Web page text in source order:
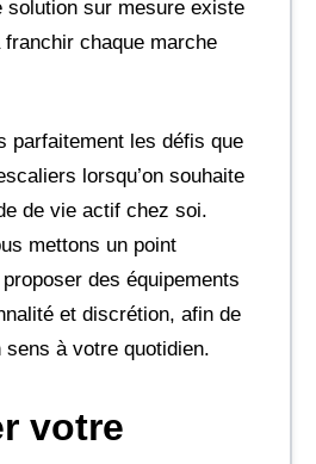
solution sur mesure existe
chaque marche
parfaitement les défis que
lorsqu’on souhaite
de vie actif chez soi.
mettons un point
des équipements
et discrétion, afin de
sens à votre quotidien.
votre